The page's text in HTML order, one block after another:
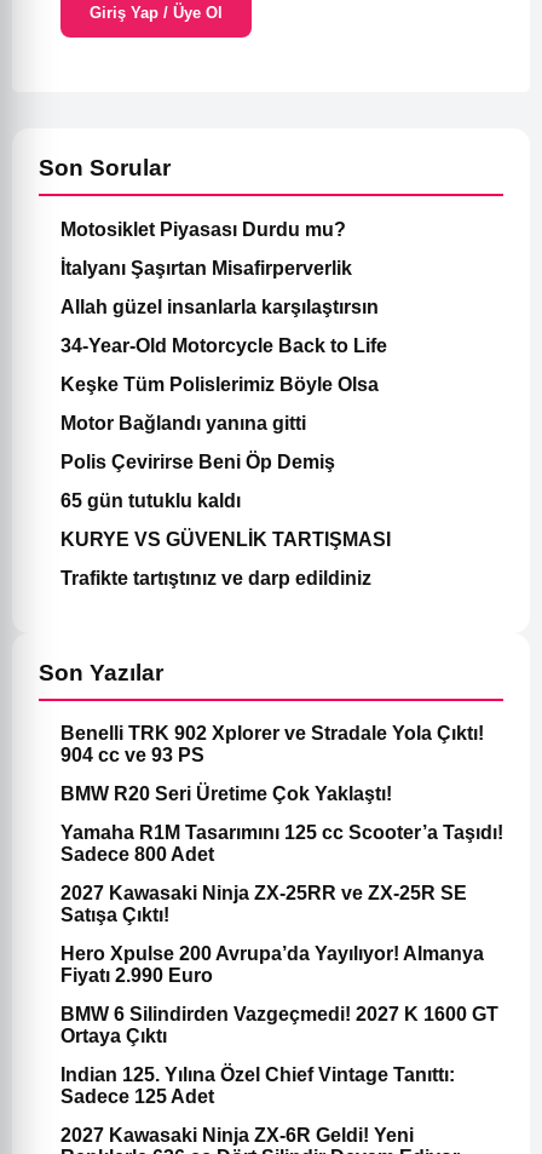
Giriş Yap / Üye Ol
Son Sorular
Motosiklet Piyasası Durdu mu?
İtalyanı Şaşırtan Misafirperverlik
Allah güzel insanlarla karşılaştırsın
34-Year-Old Motorcycle Back to Life
Keşke Tüm Polislerimiz Böyle Olsa
Motor Bağlandı yanına gitti
Polis Çevirirse Beni Öp Demiş
65 gün tutuklu kaldı
KURYE VS GÜVENLİK TARTIŞMASI
Trafikte tartıştınız ve darp edildiniz
Son Yazılar
Benelli TRK 902 Xplorer ve Stradale Yola Çıktı!
904 cc ve 93 PS
BMW R20 Seri Üretime Çok Yaklaştı!
Yamaha R1M Tasarımını 125 cc Scooter’a Taşıdı!
Sadece 800 Adet
2027 Kawasaki Ninja ZX-25RR ve ZX-25R SE
Satışa Çıktı!
Hero Xpulse 200 Avrupa’da Yayılıyor! Almanya
Fiyatı 2.990 Euro
BMW 6 Silindirden Vazgeçmedi! 2027 K 1600 GT
Ortaya Çıktı
Indian 125. Yılına Özel Chief Vintage Tanıttı:
Sadece 125 Adet
2027 Kawasaki Ninja ZX-6R Geldi! Yeni